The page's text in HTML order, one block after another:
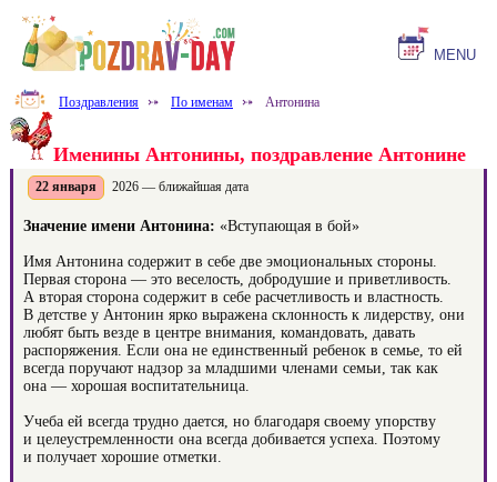
MENU
Поздравления ⤐ По именам ⤐ Антонина
Именины Антонины, поздравление Антонине
22 января 2026 — ближайшая дата
Значение имени Антонина: «Вступающая в бой»
Имя Антонина содержит в себе две эмоциональных стороны.
Первая сторона — это веселость, добродушие и приветливость.
А вторая сторона содержит в себе расчетливость и властность.
В детстве у Антонин ярко выражена склонность к лидерству, они
любят быть везде в центре внимания, командовать, давать
распоряжения. Если она не единственный ребенок в семье, то ей
всегда поручают надзор за младшими членами семьи, так как
она — хорошая воспитательница.
Учеба ей всегда трудно дается, но благодаря своему упорству
и целеустремленности она всегда добивается успеха. Поэтому
и получает хорошие отметки.